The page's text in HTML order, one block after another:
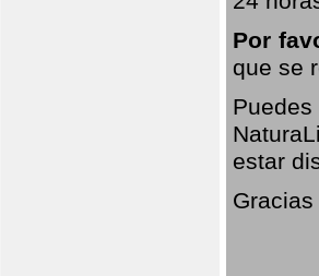
Por
que se
estar